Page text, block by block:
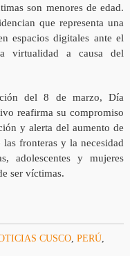
son menores de edad.
que representa una
espacios digitales ante el
virtualidad a causa del
del 8 de marzo, Día
reafirma su compromiso
y alerta del aumento de
fronteras y la necesidad
adolescentes y mujeres
ser víctimas.
CUSCO, PERÚ,